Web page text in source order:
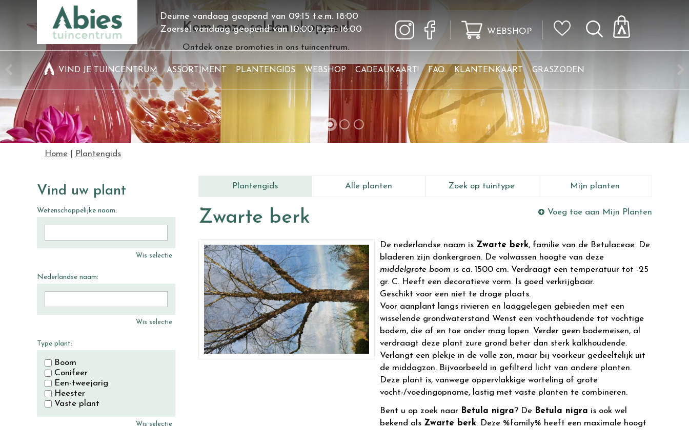
Kom onze solden shoppen!
Ontdek onze promoties in ons tuincentrum.
Home Plantengids
Deurne vandaag geopend van 09:15 t.e.m. 18:00
Zoersel vandaag geopend van10:00t.e.m.16:00 WEBSHOP
VIND JE TUINCENTRUM ASSORTIMENT PLANTENGIDS WEBSHOP CADEAUKAART! FAQ KLANTENKAART GRASZODEN
Plantengids Alle planten Zoek op tuintype Mijn planten
Zwarte berk Voeg toe aan Mijn Planten
De nederlandse naam is Zwarte berk, familie van de Betulaceae. De
bladeren zijn donkergroen. De volwassen hoogte van deze
middelgrote boom is ca. 1500 cm. Verdraagt een temperatuur tot -25
gr. C. Heeft een decoratieve vorm. Is goed verkrijgbaar.
Geschikt voor een niet te droge plaats.
Voor aanplant langs rivieren en laaggelegen gebieden met een
wisselende grondwaterstand Wenst een vochthoudende tot vochtige
bodem, die af en toe onder mag lopen. Verder geen bodemeisen, al
verdraagt deze plant zure grond beter dan sterk kalkhoudende.
Verlangt een plekje in de volle zon, maar bij voorkeur gedeeltelijk uit
de middagzon. Bijvoorbeeld in gefilterd licht van andere planten.
Deze plant is, vanwege oppervlakkige worteling of grote
vocht-/voedingopname, lastig met vaste planten te combineren.
Bent u op zoek naar Betula nigra? De Betula nigra is ook wel
bekend als Zwarte berk. Deze %family% heeft een maximale hoogt
Vind uw plant
Wetenschappelijke naam:
Wis selectie
Nederlandse naam:
Wis selectie
Type plant:
Boom
Conifeer
Een-tweejarig
Heester
Vaste plant
Wis selectie